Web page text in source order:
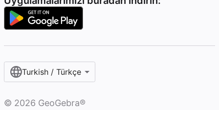
Turkish / Türkçe‎
© 2026 GeoGebra®